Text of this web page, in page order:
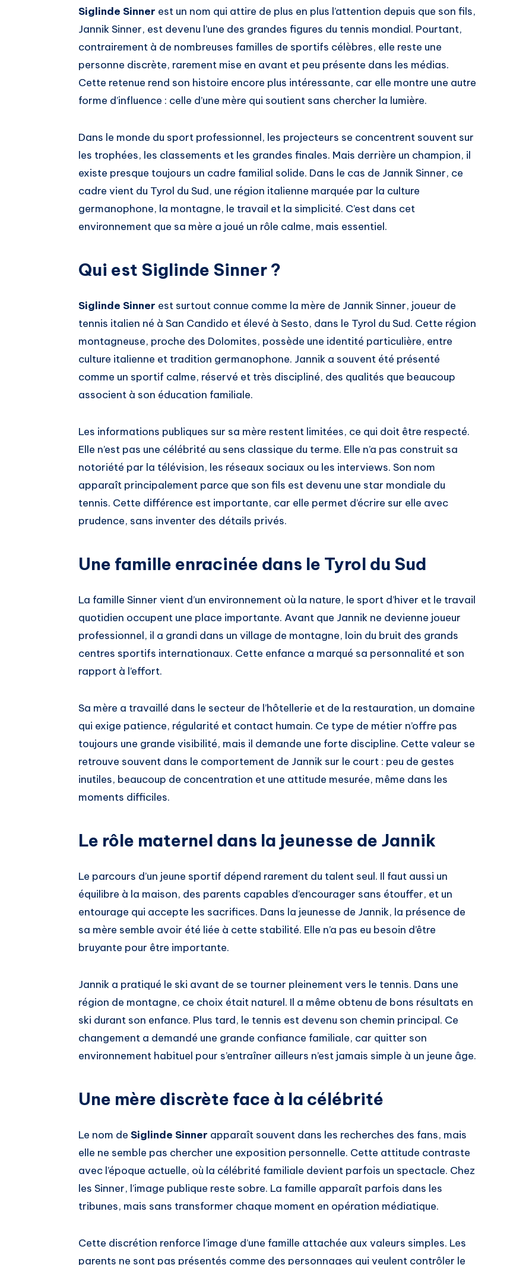
Siglinde Sinner est un nom qui attire de plus en plus l’attention depuis que son fils,
Jannik Sinner, est devenu l’une des grandes figures du tennis mondial. Pourtant,
contrairement à de nombreuses familles de sportifs célèbres, elle reste une
personne discrète, rarement mise en avant et peu présente dans les médias.
Cette retenue rend son histoire encore plus intéressante, car elle montre une autre
forme d’influence : celle d’une mère qui soutient sans chercher la lumière.
Dans le monde du sport professionnel, les projecteurs se concentrent souvent sur
les trophées, les classements et les grandes finales. Mais derrière un champion, il
existe presque toujours un cadre familial solide. Dans le cas de Jannik Sinner, ce
cadre vient du Tyrol du Sud, une région italienne marquée par la culture
germanophone, la montagne, le travail et la simplicité. C’est dans cet
environnement que sa mère a joué un rôle calme, mais essentiel.
Qui est Siglinde Sinner ?
Siglinde Sinner est surtout connue comme la mère de Jannik Sinner, joueur de
tennis italien né à San Candido et élevé à Sesto, dans le Tyrol du Sud. Cette région
montagneuse, proche des Dolomites, possède une identité particulière, entre
culture italienne et tradition germanophone. Jannik a souvent été présenté
comme un sportif calme, réservé et très discipliné, des qualités que beaucoup
associent à son éducation familiale.
Les informations publiques sur sa mère restent limitées, ce qui doit être respecté.
Elle n’est pas une célébrité au sens classique du terme. Elle n’a pas construit sa
notoriété par la télévision, les réseaux sociaux ou les interviews. Son nom
apparaît principalement parce que son fils est devenu une star mondiale du
tennis. Cette différence est importante, car elle permet d’écrire sur elle avec
prudence, sans inventer des détails privés.
Une famille enracinée dans le Tyrol du Sud
La famille Sinner vient d’un environnement où la nature, le sport d’hiver et le travail
quotidien occupent une place importante. Avant que Jannik ne devienne joueur
professionnel, il a grandi dans un village de montagne, loin du bruit des grands
centres sportifs internationaux. Cette enfance a marqué sa personnalité et son
rapport à l’effort.
Sa mère a travaillé dans le secteur de l’hôtellerie et de la restauration, un domaine
qui exige patience, régularité et contact humain. Ce type de métier n’offre pas
toujours une grande visibilité, mais il demande une forte discipline. Cette valeur se
retrouve souvent dans le comportement de Jannik sur le court : peu de gestes
inutiles, beaucoup de concentration et une attitude mesurée, même dans les
moments difficiles.
Le rôle maternel dans la jeunesse de Jannik
Le parcours d’un jeune sportif dépend rarement du talent seul. Il faut aussi un
équilibre à la maison, des parents capables d’encourager sans étouffer, et un
entourage qui accepte les sacrifices. Dans la jeunesse de Jannik, la présence de
sa mère semble avoir été liée à cette stabilité. Elle n’a pas eu besoin d’être
bruyante pour être importante.
Jannik a pratiqué le ski avant de se tourner pleinement vers le tennis. Dans une
région de montagne, ce choix était naturel. Il a même obtenu de bons résultats en
ski durant son enfance. Plus tard, le tennis est devenu son chemin principal. Ce
changement a demandé une grande confiance familiale, car quitter son
environnement habituel pour s’entraîner ailleurs n’est jamais simple à un jeune âge.
Une mère discrète face à la célébrité
Le nom de Siglinde Sinner apparaît souvent dans les recherches des fans, mais
elle ne semble pas chercher une exposition personnelle. Cette attitude contraste
avec l’époque actuelle, où la célébrité familiale devient parfois un spectacle. Chez
les Sinner, l’image publique reste sobre. La famille apparaît parfois dans les
tribunes, mais sans transformer chaque moment en opération médiatique.
Cette discrétion renforce l’image d’une famille attachée aux valeurs simples. Les
parents ne sont pas présentés comme des personnages qui veulent contrôler le